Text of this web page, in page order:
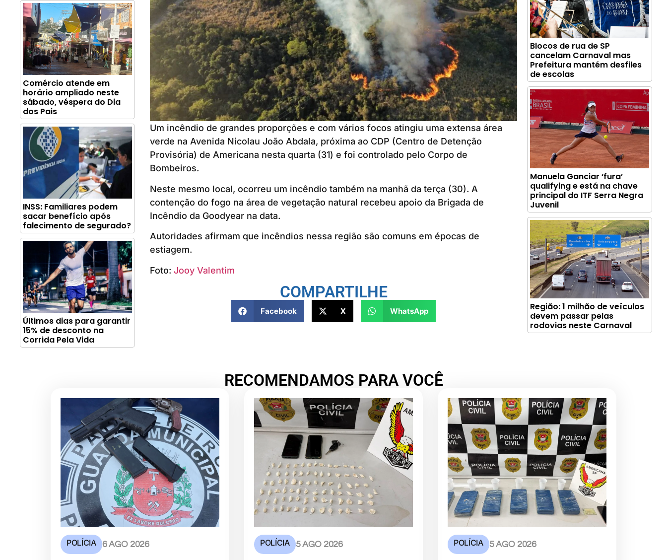
Comércio atende em
horário ampliado neste
sábado, véspera do Dia
dos Pais
INSS: Familiares podem
sacar benefício após
falecimento de segurado?
Últimos dias para garantir
15% de desconto na
Corrida Pela Vida
Um incêndio de grandes proporções e com vários focos atingiu uma extensa área
verde na Avenida Nicolau João Abdala, próxima ao CDP (Centro de Detenção
Provisória) de Americana nesta quarta (31) e foi controlado pelo Corpo de
Bombeiros.
Neste mesmo local, ocorreu um incêndio também na manhã da terça (30). A
contenção do fogo na área de vegetação natural recebeu apoio da Brigada de
Incêndio da Goodyear na data.
Autoridades afirmam que incêndios nessa região são comuns em épocas de
estiagem.
Foto: Jooy Valentim
COMPARTILHE
Facebook X WhatsApp
Blocos de rua de SP
cancelam Carnaval mas
Prefeitura mantém desfiles
de escolas
Manuela Ganciar ‘fura’
qualifying e está na chave
principal do ITF Serra Negra
Juvenil
Região: 1 milhão de veículos
devem passar pelas
rodovias neste Carnaval
RECOMENDAMOS PARA VOCÊ
POLÍCIA 6 AGO 2026 POLÍCIA 5 AGO 2026 POLÍCIA 5 AGO 2026